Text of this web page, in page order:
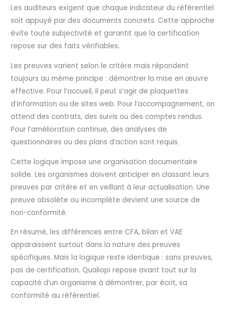
Les auditeurs exigent que chaque indicateur du référentiel
soit appuyé par des documents concrets. Cette approche
évite toute subjectivité et garantit que la certification
repose sur des faits vérifiables.
Les preuves varient selon le critère mais répondent
toujours au même principe : démontrer la mise en œuvre
effective. Pour l’accueil, il peut s’agir de plaquettes
d’information ou de sites web. Pour l’accompagnement, on
attend des contrats, des suivis ou des comptes rendus.
Pour l’amélioration continue, des analyses de
questionnaires ou des plans d’action sont requis.
Cette logique impose une organisation documentaire
solide. Les organismes doivent anticiper en classant leurs
preuves par critère et en veillant à leur actualisation. Une
preuve obsolète ou incomplète devient une source de
non-conformité.
En résumé, les différences entre CFA, bilan et VAE
apparaissent surtout dans la nature des preuves
spécifiques. Mais la logique reste identique : sans preuves,
pas de certification. Qualiopi repose avant tout sur la
capacité d’un organisme à démontrer, par écrit, sa
conformité au référentiel.